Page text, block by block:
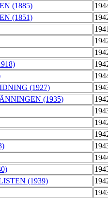
(1885)
(1851)
(1927)
(1935)
(1939)